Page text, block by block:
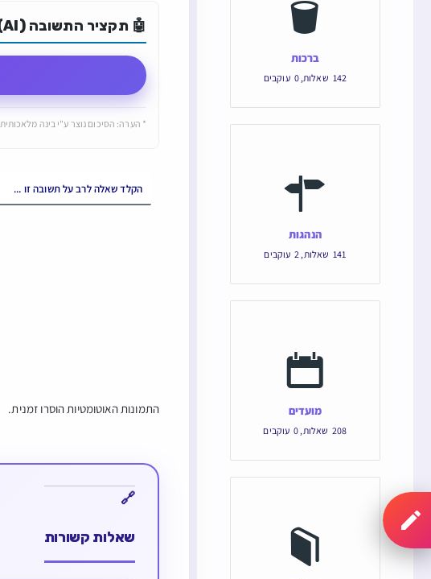
🤖 תקציר התשובה (AI)
* הערה: הסיכום נוצר ע"י בינה
התמונות האוטומטיות הוסרו זמנית.
שאלות קשורות
ברכות
142 שאלות,
0 עוקבים
הנהגות
141 שאלות,
2 עוקבים
מועדים
208 שאלות,
0 עוקבים